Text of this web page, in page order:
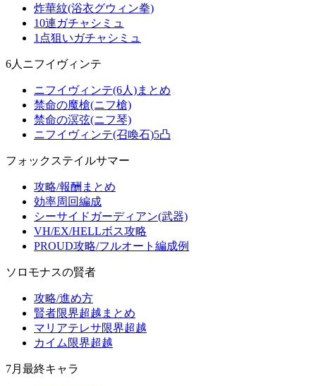
炸華紋(浴衣グウィン拳)
10連ガチャシミュ
1点狙いガチャシミュ
6人ニフイヴィンテ
ニフイヴィンテ(6人)まとめ
禁命の魔槍(ニフ槍)
禁命の溟弦(ニフ琴)
ニフイヴィンテ(召喚石)5凸
フォックステイルサマー
攻略/報酬まとめ
効率周回編成
シーサイドガーディアン(武器)
VH/EX/HELLボス攻略
PROUD攻略/フルオート編成例
ソロモナスの賢者
攻略/進め方
賢者限界超越まとめ
マリアテレサ限界超越
カイム限界超越
7月最終キャラ